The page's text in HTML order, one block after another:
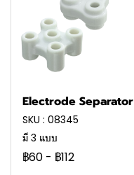
Electrode Separator
SKU : 08345
มี 3 แบบ
฿60 - ฿112